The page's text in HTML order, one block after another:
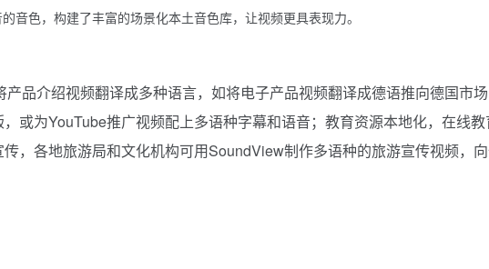
音色，构建了丰富的场景化本土音色库，让视频更具表现力。
品介绍视频翻译成多种语言，如将电子产品视频翻译成德语推向德国市
或为YouTube推广视频配上多语种字幕和语音；教育资源本地化，在线
，各地旅游局和文化机构可用SoundView制作多语种的旅游宣传视频，